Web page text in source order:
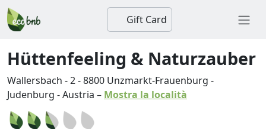
Gift Card
Hüttenfeeling & Naturzauber
Wallersbach - 2-8800 Unzmarkt-Frauenburg -
Judenburg -Austria – Mostra la località